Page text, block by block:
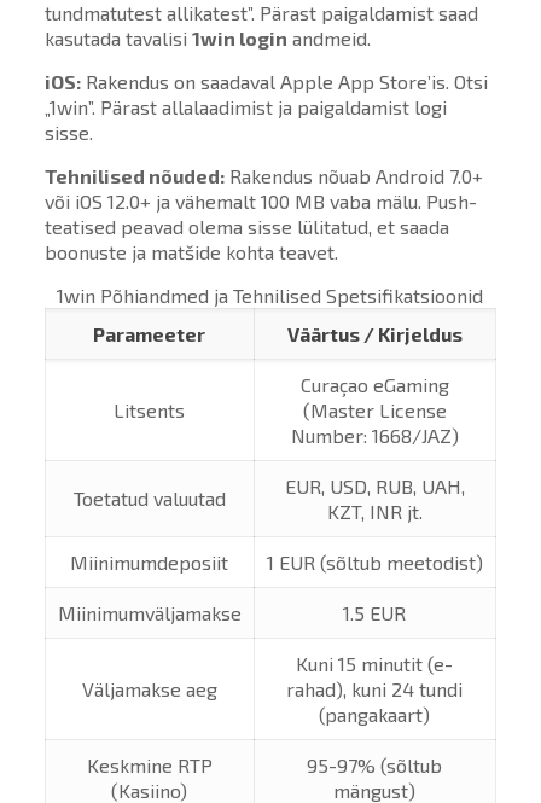
tundmatutest allikatest”. Pärast paigaldamist saad
kasutada tavalisi 1win login andmeid.
iOS:Rakendus on saadaval Apple App Store’is. Otsi
„1win”. Pärast allalaadimist ja paigaldamist logi
sisse.
Tehnilised nõuded:Rakendus nõuab Android 7.0+
või iOS 12.0+ ja vähemalt 100 MB vaba mälu. Push-
teatised peavad olema sisse lülitatud, et saada
boonuste ja matšide kohta teavet.
1win Põhiandmed ja Tehnilised Spetsifikatsioonid
Parameeter
Väärtus / Kirjeldus
Litsents
Curaçao eGaming
(Master License
Number: 1668/JAZ)
Toetatud valuutad
EUR, USD, RUB, UAH,
KZT, INR jt.
Miinimumdeposiit 1 EUR (sõltub meetodist)
Miinimumväljamakse 1.5 EUR
Väljamakse aeg
Kuni 15 minutit (e-
rahad), kuni 24 tundi
(pangakaart)
Keskmine RTP
(Kasiino)
95-97% (sõltub
mängust)